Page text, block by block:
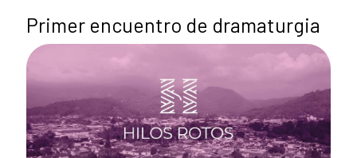
Primer encuentro de dramaturgia